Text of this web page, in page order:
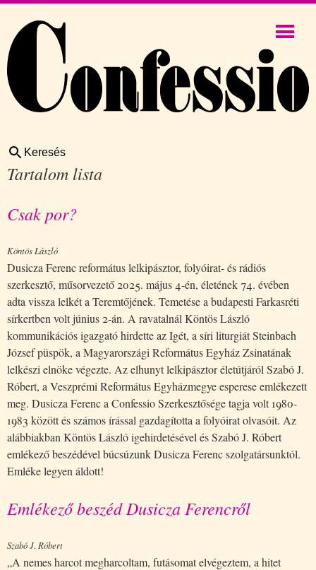
Keresés
Tartalom lista
Csak por?
Köntös László
Dusicza Ferenc református lelkipásztor, folyóirat- és rádiós
szerkesztő, műsorvezető 2025. május 4-én, életének 74. évében
adta vissza lelkét a Teremtőjének. Temetése a budapesti Farkasréti
sírkertben volt június 2-án. A ravatalnál Köntös László
kommunikációs igazgató hirdette az Igét, a síri liturgiát Steinbach
József püspök, a Magyarországi Református Egyház Zsinatának
lelkészi elnöke végezte. Az elhunyt lelkipásztor életútjáról Szabó J.
Róbert, a Veszprémi Református Egyházmegye esperese emlékezett
meg. Dusicza Ferenc a Confessio Szerkesztősége tagja volt 1980-
1983 között és számos írással gazdagította a folyóirat olvasóit. Az
alábbiakban Köntös László igehirdetésével és Szabó J. Róbert
emlékező beszédével búcsúzunk Dusicza Ferenc szolgatársunktól.
Emléke legyen áldott!
Emlékező beszéd Dusicza Ferencről
Szabó J. Róbert
„A nemes harcot megharcoltam, futásomat elvégeztem, a hitet